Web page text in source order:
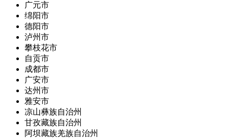
广元市
绵阳市
德阳市
泸州市
攀枝花市
自贡市
成都市
广安市
达州市
雅安市
凉山彝族自治州
甘孜藏族自治州
阿坝藏族羌族自治州